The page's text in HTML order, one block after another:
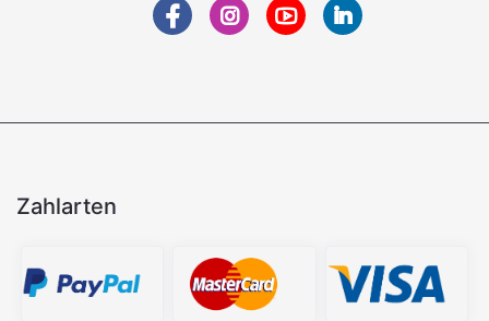
Zahlarten